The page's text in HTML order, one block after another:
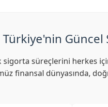
Türkiye'nin Güncel
sigorta süreçlerini herkes
finansal dünyasında,